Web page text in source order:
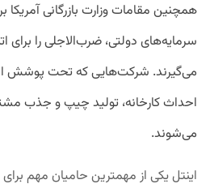
همچنین مقامات وزارت بازرگانی آمریکا
سرمایه‌های دولتی، ضرب‌الاجلی را برای
می‌گیرند. شرکت‌هایی که تحت پوشش
احداث کارخانه، تولید چیپ و جذب
می‌شوند.
اینتل یکی از مهمترین حامیان مهم